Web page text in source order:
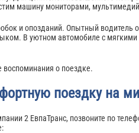
машину мониторами,
и опозданий. Опытный
В уютном автомобиле с
о поездке.
поездку на
2 ЕвпаТранс, позвоните по